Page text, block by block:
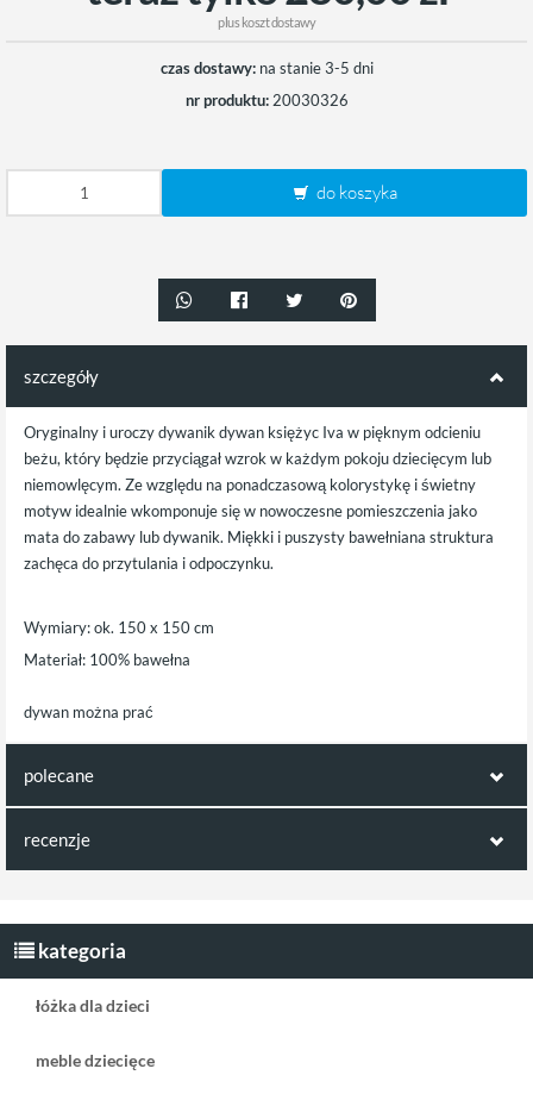
pluskoszt dostawy
czas dostawy: na stanie 3-5 dni
nr produktu:20030326
do koszyka
szczegóły
Oryginalny i uroczy dywanik dywan księżyc Iva w pięknym odcieniu
beżu, który będzie przyciągał wzrok w każdym pokoju dziecięcym lub
niemowlęcym. Ze względu na ponadczasową kolorystykę i świetny
motyw idealnie wkomponuje się w nowoczesne pomieszczenia jako
mata do zabawy lub dywanik. Miękki i puszysty bawełniana struktura
zachęca do przytulania i odpoczynku.
Wymiary: ok. 150 x 150 cm
Materiał: 100% bawełna
dywan można prać
polecane
polecamy również poniższe produkty:
księżyc złota
Egmont
recenzje
Napisz pierwszą recenzję jako klient!
kategoria
łóżka dla dzieci
meble dziecięce